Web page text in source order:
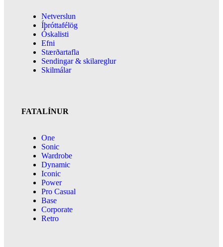
Netverslun
Íþróttafélög
Óskalisti
Efni
Stærðartafla
Sendingar & skilareglur
Skilmálar
FATALÍNUR
One
Sonic
Wardrobe
Dynamic
Iconic
Power
Pro Casual
Base
Corporate
Retro